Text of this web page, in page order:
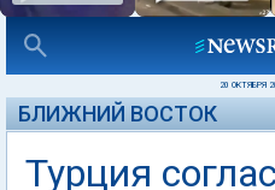
20 ОКТЯБРЯ
БЛИЖНИЙ ВОСТОК
Турция